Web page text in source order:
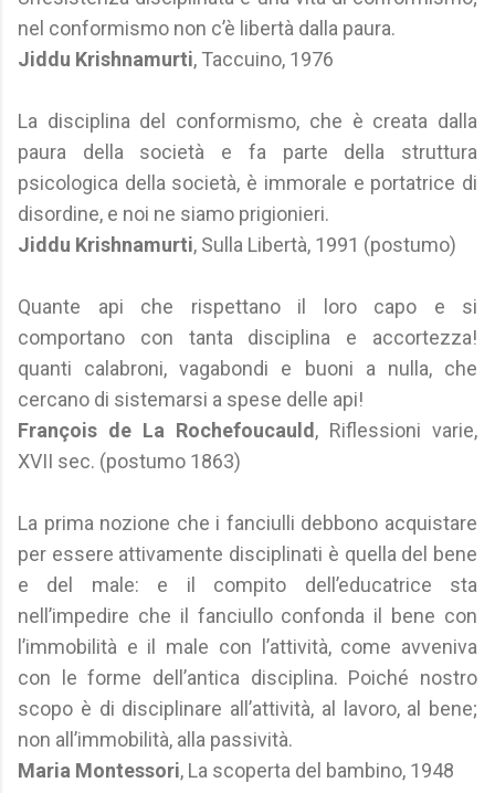
nel conformismo non c’è libertà dalla paura.
Jiddu Krishnamurti, Taccuino, 1976
La disciplina del conformismo, che è creata dalla
paura della società e fa parte della struttura
psicologica della società, è immorale e portatrice di
disordine, e noi ne siamo prigionieri.
Jiddu Krishnamurti, Sulla Libertà, 1991 (postumo)
Quante api che rispettano il loro capo e si
comportano con tanta disciplina e accortezza!
quanti calabroni, vagabondi e buoni a nulla, che
cercano di sistemarsi a spese delle api!
François de La Rochefoucauld , Riflessioni varie,
XVII sec. (postumo 1863)
La prima nozione che i fanciulli debbono acquistare
per essere attivamente disciplinati è quella del bene
e del male: e il compito dell’educatrice sta
nell’impedire che il fanciullo confonda il bene con
l’immobilità e il male con l’attività, come avveniva
con le forme dell’antica disciplina. Poiché nostro
scopo è di disciplinare all’attività, al lavoro, al bene;
non all’immobilità, alla passività.
Maria Montessori, La scoperta del bambino, 1948